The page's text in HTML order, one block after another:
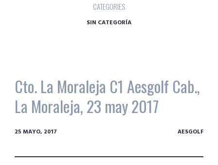
CATEGORIES
SIN CATEGORÍA
Cto. La Moraleja C1 Aesgolf Cab.,
La Moraleja, 23 may 2017
25 MAYO, 2017 AESGOLF